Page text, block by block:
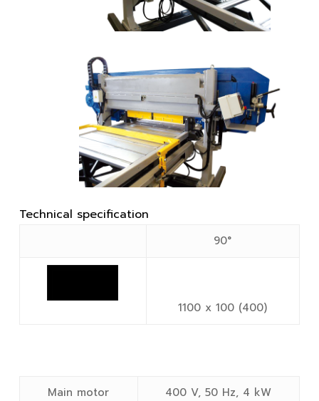
Technical specification
90°
1100 x 100 (400)
Main motor 400 V, 50 Hz, 4 kW